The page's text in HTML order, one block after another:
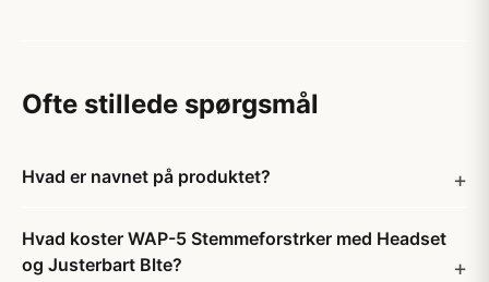
Ofte stillede spørgsmål
Hvad er navnet på produktet?
Hvad koster WAP-5 Stemmeforstrker med Headset
og Justerbart Blte?